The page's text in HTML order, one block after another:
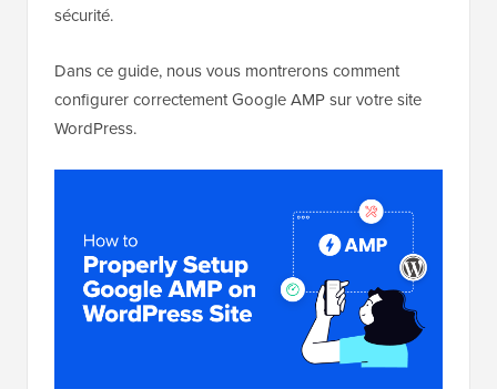
sécurité.
Dans ce guide, nous vous montrerons comment
configurer correctement Google AMP sur votre site
WordPress.